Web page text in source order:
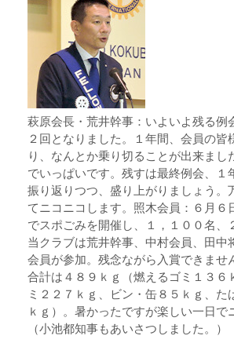
萩原会長・荒井幹事：いよいよ残る例
２回となりました。１年間、会員の皆
り、なんとか乗り切ることが出来まし
でいっぱいです。残すは最終例会、１
振り返りつつ、盛り上がりましょう。
てニコニコします。照木会員：６月６
でスポごみを開催し、１，１００名、
当クラブは荒井幹事、中村会員、田中
会員が参加。残念ながら入賞できませ
合計は４８９ｋｇ（燃えるゴミ１３６
ミ２２７ｋｇ、ビン・缶８５ｋｇ、た
ｋｇ）。暑かったですが楽しい一日で
（小池都知事もあいさつしました。）